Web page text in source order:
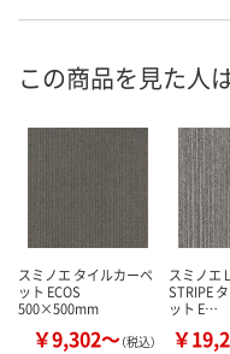
この商品を見た人
スミノエ タイルカーペ
ット ECOS
500×500mm
￥9,302～（税込）
スミノエ
STRIPE
ット E…
￥